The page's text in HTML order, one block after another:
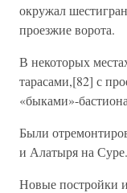
окружал
проезжие ворота.
В некоторых
тарасами,[82] с
«быками»-
Были
и Алатыря на Суре.
Новые постройки